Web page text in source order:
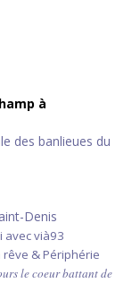
à
des banlieues du
Denis
avec vià93
rêve & Périphérie
le coeur battant de